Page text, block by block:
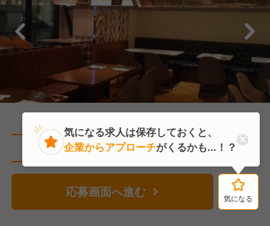
直近1人がこの求人を検討中
応募画面へ進む 気になる
気になる
気になる求人は保存しておくと、
企業からアプローチがくるかも...！？